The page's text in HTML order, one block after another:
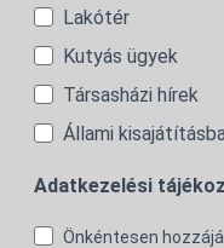
Lakótér
Kutyás ügyek
Társasházi hírek
Állami
Adatkezelési
Önkéntesen